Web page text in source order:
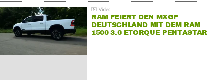
RAM FEIERT DEN MXGP
DEUTSCHLAND MIT DEM RAM
1500 3.6 ETORQUE PENTASTAR